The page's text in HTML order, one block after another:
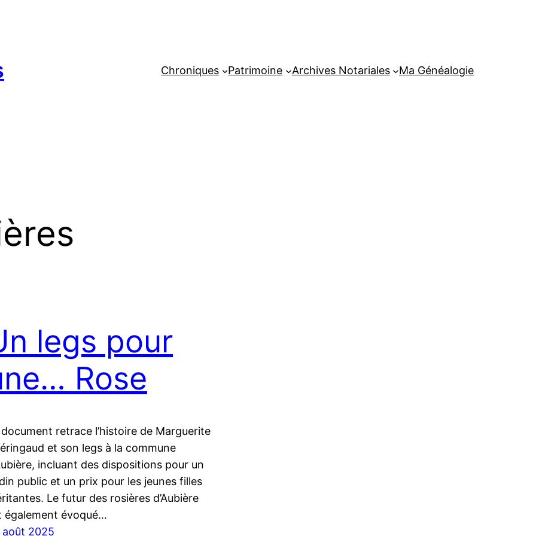
Chroniques Patrimoine Archives Notariales Ma Généalogie
legs pour
Rose
document retrace l’histoire de Marguerite
et son legs à la commune
incluant des dispositions pour un
public et un prix pour les jeunes filles
Le futur des rosières d’Aubière
également évoqué…
août 2025